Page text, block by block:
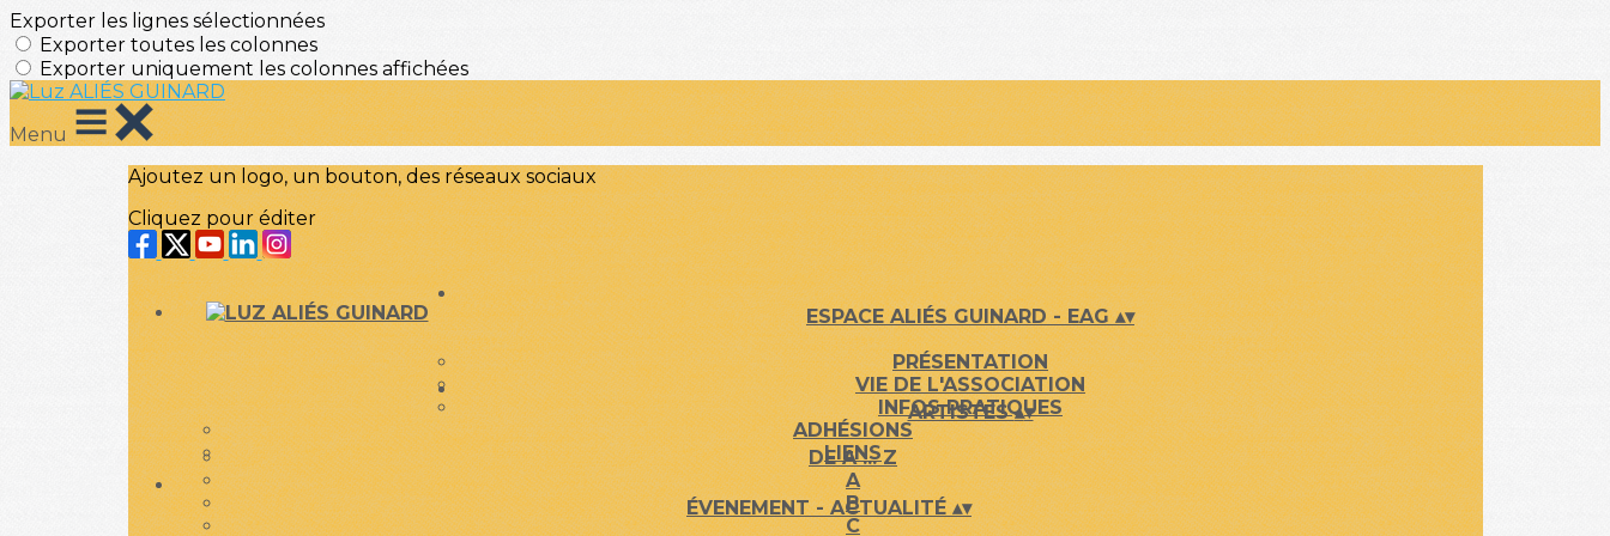
Exporter les lignes sélectionnées
Exporter toutes les colonnes
Exporter uniquement les colonnes affichées
Menu
Ajoutez un logo, un bouton, des réseaux sociaux
Cliquez pour éditer
ESPACE ALIÉS GUINARD - EAG▴▾
PRÉSENTATION
VIE DE L'ASSOCIATION
INFOS PRATIQUES
ADHÉSIONS
LIENS
ARTISTES▴▾
DE A ... Z
A
B
C
ÉVENEMENT - ACTUALITÉ▴▾